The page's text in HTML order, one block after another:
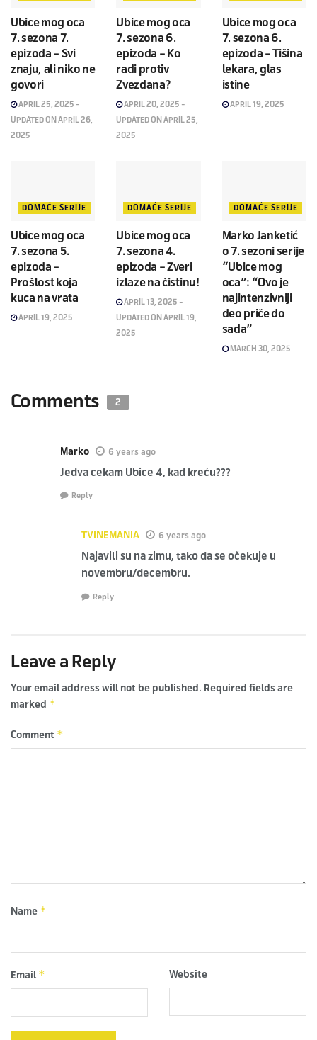
Ubice mog oca
7. sezona 7.
epizoda – Svi
znaju, ali niko ne
govori
APRIL 25, 2025 -
UPDATED ON APRIL 26,
2025
Ubice mog oca
7. sezona 6.
epizoda – Ko
radi protiv
Zvezdana?
APRIL 20, 2025 -
UPDATED ON APRIL 25,
2025
Ubice mog oca
7. sezona 6.
epizoda – Tišina
lekara, glas
istine
APRIL 19, 2025
DOMAĆE SERIJE
Ubice mog oca
7. sezona 5.
epizoda –
Prošlost koja
kuca na vrata
APRIL 19, 2025
DOMAĆE SERIJE
Ubice mog oca
7. sezona 4.
epizoda – Zveri
izlaze na čistinu!
APRIL 13, 2025 -
UPDATED ON APRIL 19,
2025
DOMAĆE SERIJE
Marko Janketić
o 7. sezoni serije
“Ubice mog
oca”: “Ovo je
najintenzivniji
deo priče do
sada”
MARCH 30, 2025
Comments 2
Marko 6 years ago
Jedva cekam Ubice 4, kad kreću???
Reply
TVINEMANIA 6 years ago
Najavili su na zimu, tako da se očekuje u
novembru/decembru.
Reply
Leave a Reply
Your email address will not be published. Required fields are
marked *
Comment *
Name *
Email * Website